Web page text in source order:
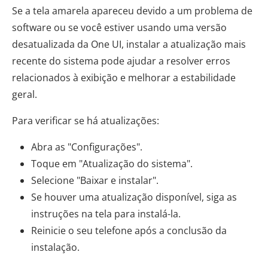
Se a tela amarela apareceu devido a um problema de
software ou se você estiver usando uma versão
desatualizada da One UI, instalar a atualização mais
recente do sistema pode ajudar a resolver erros
relacionados à exibição e melhorar a estabilidade
geral.
Para verificar se há atualizações:
Abra as "Configurações".
Toque em "Atualização do sistema".
Selecione "Baixar e instalar".
Se houver uma atualização disponível, siga as
instruções na tela para instalá-la.
Reinicie o seu telefone após a conclusão da
instalação.